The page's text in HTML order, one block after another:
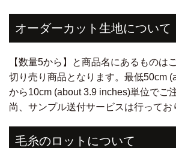
オーダーカット生地について
【数量5から】と商品名にあるものは
切り売り商品となります。最低50cm
から10cm (about 3.9 inches)単位でご
尚、サンプル送付サービスは行ってお
毛糸のロットについて